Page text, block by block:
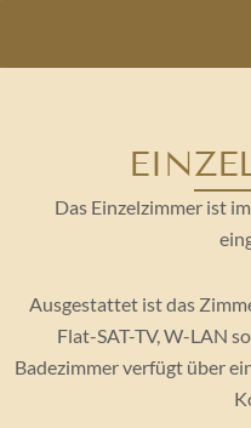
Das Einzelzimmer ist
Ausgestattet ist das
Flat-SAT-TV, W-LAN
Badezimmer verfügt über